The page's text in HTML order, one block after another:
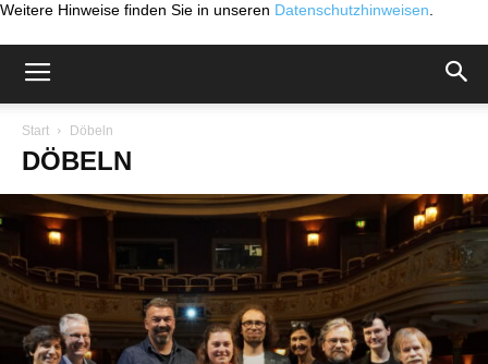
Weitere Hinweise finden Sie in unseren Datenschutzhinweisen
Start Döbeln
DÖBELN